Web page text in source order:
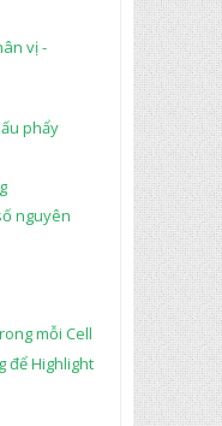
vị -
phẩy
nguyên
mỗi Cell
để Highlight